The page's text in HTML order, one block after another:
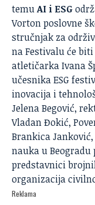
temuAI i ESG
Vorton poslovne
stručnjak za
na Festivalu će
atletičarka Ivana
učesnika ESG
inovacija i
Jelena Begović,
Vladan Đokić,
Brankica
nauka u
predstavnici
organizacija
Reklama